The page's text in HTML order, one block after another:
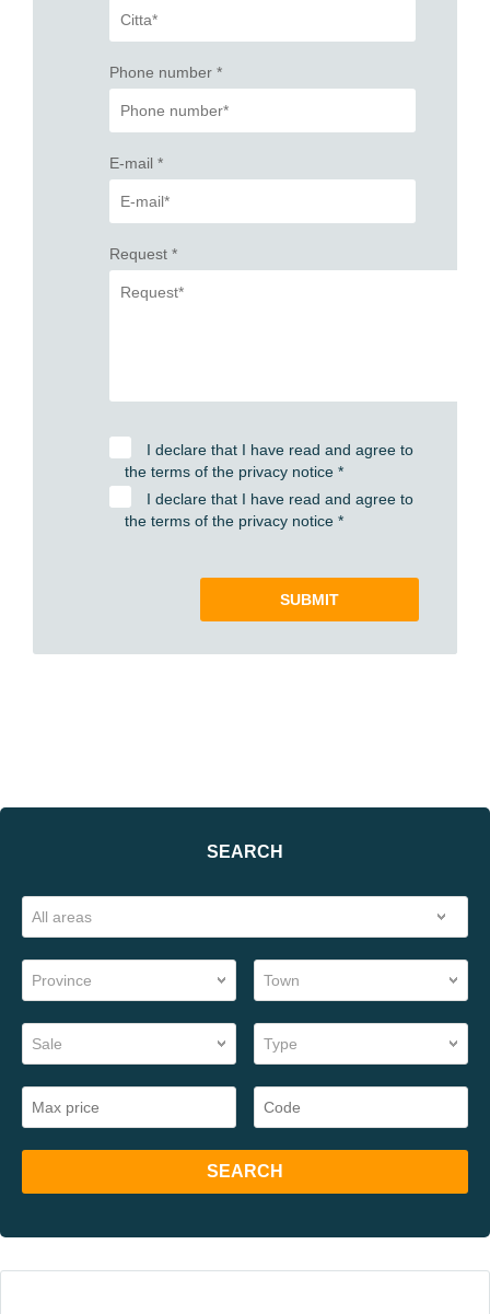
Phone number *
E-mail *
Request *
I declare that I have read and agree to
the terms of the privacy notice *
I declare that I have read and agree to
the terms of the privacy notice *
SEARCH